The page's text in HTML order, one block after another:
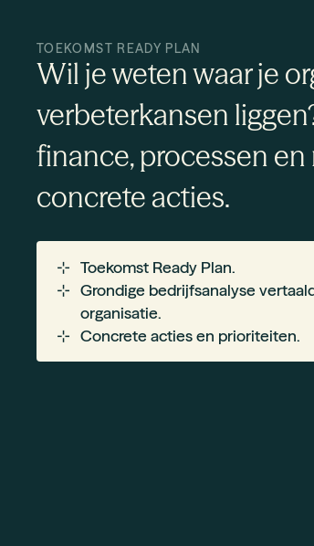
TOEKOMST READY PLAN
Wil je weten waar je
verbeterkansen
finance, processen
concrete acties.
Toekomst Ready Plan.
Grondige bedrijfsanalyse
organisatie.
Concrete acties en prioriteiten.